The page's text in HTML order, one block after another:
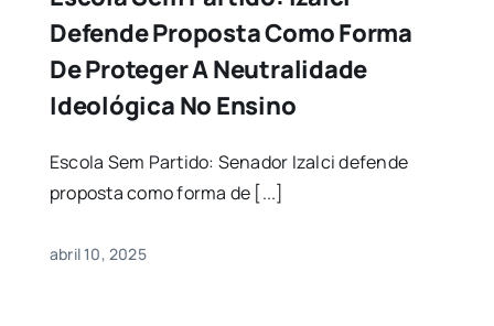
Defende Proposta Como Forma
De Proteger A Neutralidade
Ideológica No Ensino
Escola Sem Partido: Senador Izalci defende
proposta como forma de [...]
abril 10, 2025